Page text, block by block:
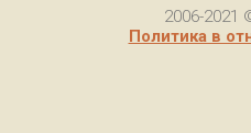
2006-2021
Политика в